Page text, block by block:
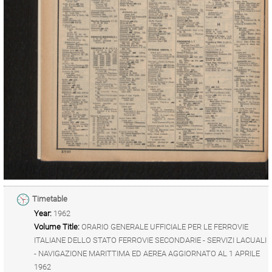
Timetable
Year: 1962
Volume Title: ORARIO GENERALE UFFICIALE PER LE FERROVIE
ITALIANE DELLO STATO FERROVIE SECONDARIE - SERVIZI LACUALI
- NAVIGAZIONE MARITTIMA ED AEREA AGGIORNATO AL 1 APRILE
1962